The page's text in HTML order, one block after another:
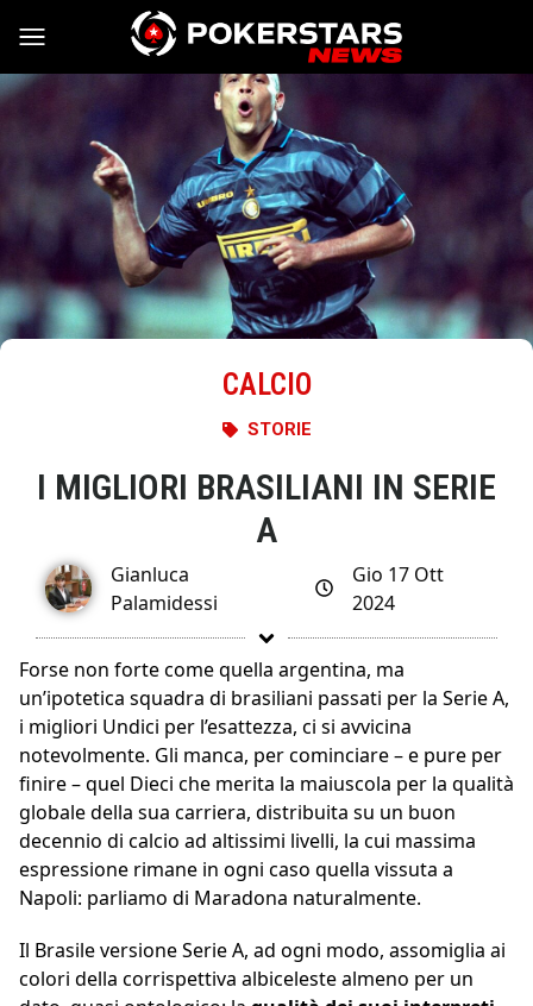
Vai al contenuto
CALCIO
STORIE
I MIGLIORI BRASILIANI IN SERIE
A
Gianluca
Palamidessi
Gio 17 Ott
2024
Forse non forte come quella argentina, ma
un’ipotetica squadra di brasiliani passati per la Serie A,
i migliori Undici per l’esattezza, ci si avvicina
notevolmente. Gli manca, per cominciare – e pure per
finire – quel Dieci che merita la maiuscola per la qualità
globale della sua carriera, distribuita su un buon
decennio di calcio ad altissimi livelli, la cui massima
espressione rimane in ogni caso quella vissuta a
Napoli: parliamo di Maradona naturalmente.
Il Brasile versione Serie A, ad ogni modo, assomiglia ai
colori della corrispettiva albiceleste almeno per un